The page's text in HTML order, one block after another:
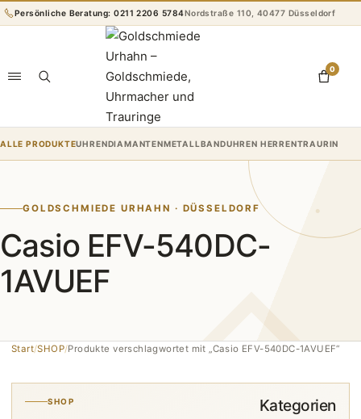
Zum
Inhalt
Persönliche Beratung: 0211 2206 5784Nordstraße 110, 40477 Düsseldorf
0
ALLE PRODUKTEUHRENDIAMANTENMETALLBANDUHREN HERRENTRAURINGE
GOLDSCHMIEDE URHAHN · DÜSSELDORF
Casio EFV-540DC-
1AVUEF
Start/SHOP/Produkte verschlagwortet mit „Casio EFV-540DC-1AVUEF“
SHOP Kategorien